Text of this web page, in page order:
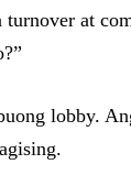
at
lobby.